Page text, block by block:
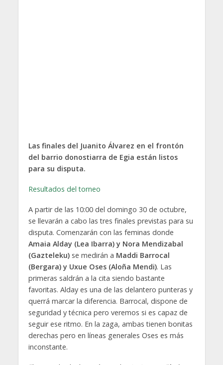
Las finales del Juanito Álvarez en el frontón
del barrio donostiarra de Egia están listos
para su disputa.
Resultados del torneo
A partir de las 10:00 del domingo 30 de octubre,
se llevarán a cabo las tres finales previstas para su
disputa. Comenzarán con las feminas donde
Amaia Alday (Lea Ibarra) y Nora Mendizabal
(Gazteleku)se medirán a Maddi Barrocal
(Bergara) y Uxue Oses (Aloña Mendi). Las
primeras saldrán a la cita siendo bastante
favoritas. Alday es una de las delantero punteras y
querrá marcar la diferencia. Barrocal, dispone de
seguridad y técnica pero veremos si es capaz de
seguir ese ritmo. En la zaga, ambas tienen bonitas
derechas pero en líneas generales Oses es más
inconstante.